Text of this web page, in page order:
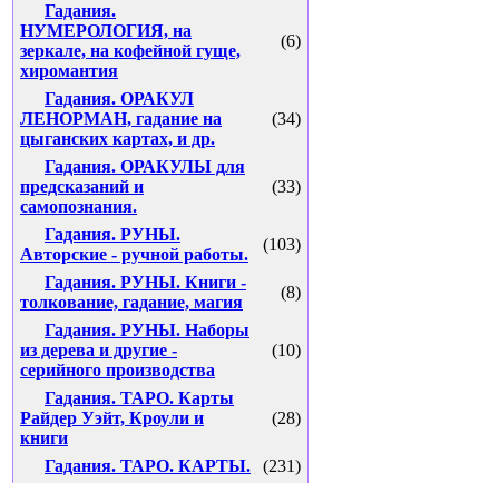
Гадания.
НУМЕРОЛОГИЯ, на
зеркале, на кофейной гуще,
хиромантия
(6)
Гадания. ОРАКУЛ
ЛЕНОРМАН, гадание на
цыганских картах, и др.
(34)
Гадания. ОРАКУЛЫ для
предсказаний и
самопознания.
(33)
Гадания. РУНЫ.
Авторские - ручной работы.
(103)
Гадания. РУНЫ. Книги -
толкование, гадание, магия
(8)
Гадания. РУНЫ. Наборы
из дерева и другие -
серийного производства
(10)
Гадания. ТАРО. Карты
Райдер Уэйт, Кроули и
книги
(28)
Гадания. ТАРО. КАРТЫ.
(231)